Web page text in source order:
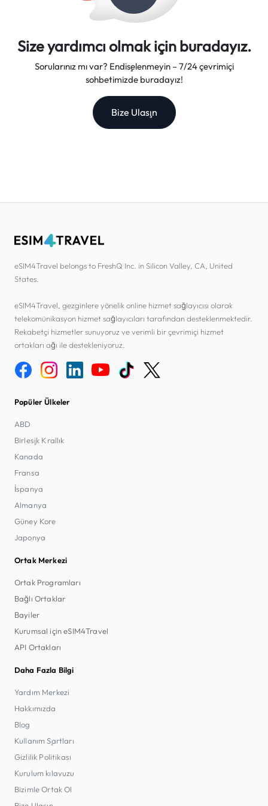
Size yardımcı olmak için buradayız.
Sorularınız mı var? Endişelenmeyin – 7/24 çevrimiçi
sohbetimizde buradayız!
Bize Ulaşın
eSIM4Travel belongs to FreshQ Inc. in Silicon Valley, CA, United
States.
eSIM4Travel, gezginlere yönelik online hizmet sağlayıcısı olarak
telekomünikasyon hizmet sağlayıcıları tarafından desteklenmektedir.
Rekabetçi hizmetler sunuyoruz ve verimli bir çevrimiçi hizmet
ortakları ağı ile destekleniyoruz.
Popüler Ülkeler
ABD
Birleşik Krallık
Kanada
Fransa
İspanya
Almanya
Güney Kore
Japonya
Ortak Merkezi
Ortak Programları
Bağlı Ortaklar
Bayiler
Kurumsal için eSIM4Travel
API Ortakları
Daha Fazla Bilgi
Yardım Merkezi
Hakkımızda
Blog
Kullanım Şartları
Gizlilik Politikası
Kurulum kılavuzu
Bizimle Ortak Ol